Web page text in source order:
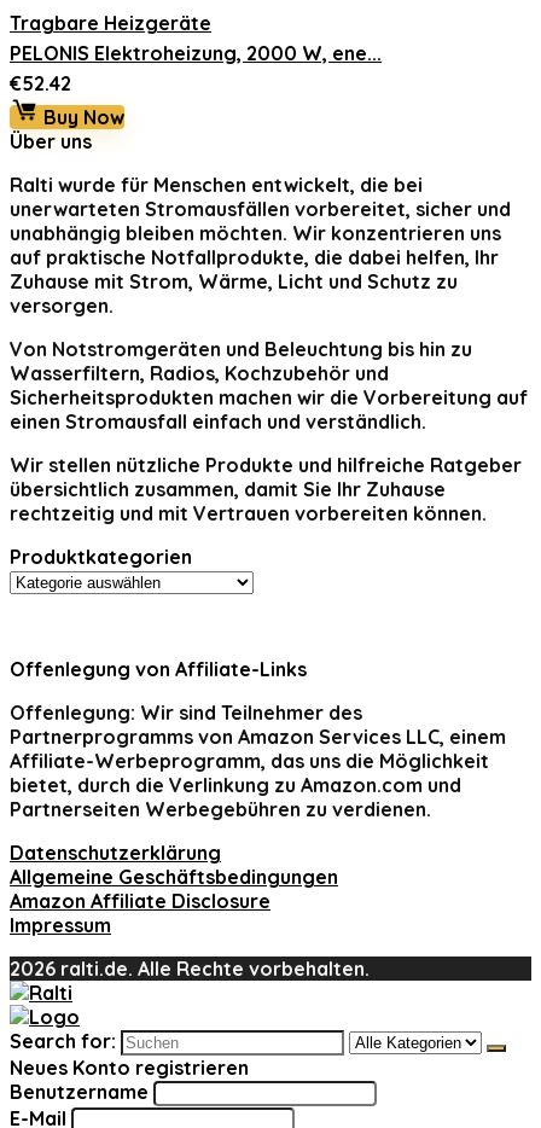
Tragbare Heizgeräte
PELONIS Elektroheizung, 2000 W, ene...
€52.42
Buy Now
Über uns
Ralti wurde für Menschen entwickelt, die bei
unerwarteten Stromausfällen vorbereitet, sicher und
unabhängig bleiben möchten. Wir konzentrieren uns
auf praktische Notfallprodukte, die dabei helfen, Ihr
Zuhause mit Strom, Wärme, Licht und Schutz zu
versorgen.
Von Notstromgeräten und Beleuchtung bis hin zu
Wasserfiltern, Radios, Kochzubehör und
Sicherheitsprodukten machen wir die Vorbereitung auf
einen Stromausfall einfach und verständlich.
Wir stellen nützliche Produkte und hilfreiche Ratgeber
übersichtlich zusammen, damit Sie Ihr Zuhause
rechtzeitig und mit Vertrauen vorbereiten können.
Produktkategorien
Offenlegung von Affiliate-Links
Offenlegung: Wir sind Teilnehmer des
Partnerprogramms von Amazon Services LLC, einem
Affiliate-Werbeprogramm, das uns die Möglichkeit
bietet, durch die Verlinkung zu Amazon.com und
Partnerseiten Werbegebühren zu verdienen.
Datenschutzerklärung
Allgemeine Geschäftsbedingungen
Amazon Affiliate Disclosure
Impressum
2026 ralti.de. Alle Rechte vorbehalten.
Search for:
Neues Konto registrieren
Benutzername
E-Mail